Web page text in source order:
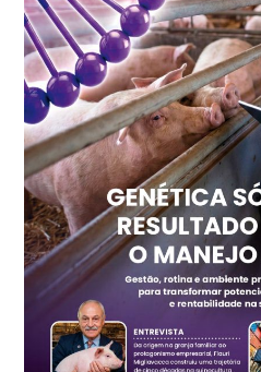
kg
Trigo Atacado - Regional
PR
R$ 1.417,12
t
Trigo Atacado - Regional
RS
R$ 1.325,22
t
Ovo Vermelho - Regional
Vermelho
R$ 168,86
cx